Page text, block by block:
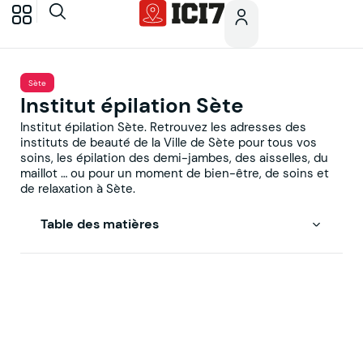
Sète
Institut épilation Sète
Institut épilation Sète. Retrouvez les adresses des
instituts de beauté de la Ville de Sète pour tous vos
soins, les épilation des demi-jambes, des aisselles, du
maillot … ou pour un moment de bien-être, de soins et
de relaxation à Sète.
Table des matières